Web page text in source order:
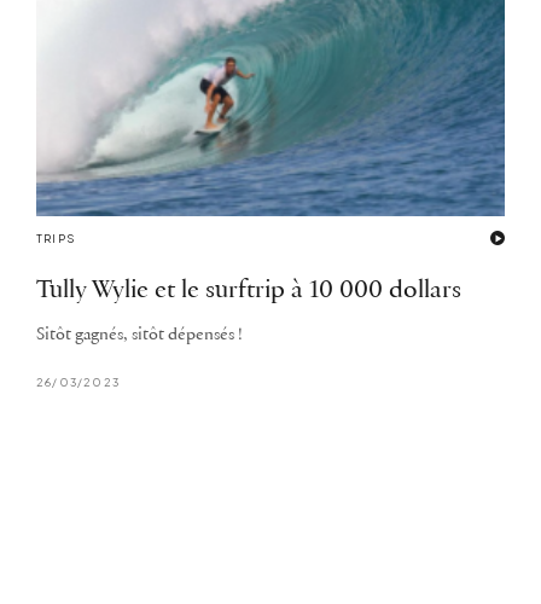
TRIPS
Tully Wylie et le surftrip à 10 000 dollars
Sitôt gagnés, sitôt dépensés !
26/03/2023